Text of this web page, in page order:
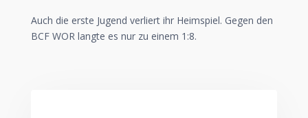
Auch die erste Jugend verliert ihr Heimspiel. Gegen den
BCF WOR langte es nur zu einem 1:8.